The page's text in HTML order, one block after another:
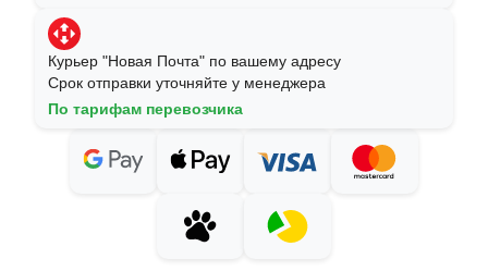
Курьер "Новая Почта" по вашему адресу
Срок отправки уточняйте у менеджера
По тарифам перевозчика